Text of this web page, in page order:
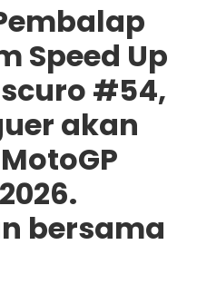
Speed Up
#54,
akan
bersama